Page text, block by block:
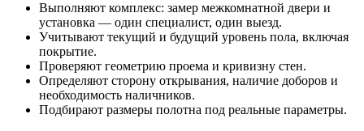
Выполняют комплекс: замер межкомнатной двери и
установка — один специалист, один выезд.
Учитывают текущий и будущий уровень пола, включая
покрытие.
Проверяют геометрию проема и кривизну стен.
Определяют сторону открывания, наличие доборов и
необходимость наличников.
Подбирают размеры полотна под реальные параметры.